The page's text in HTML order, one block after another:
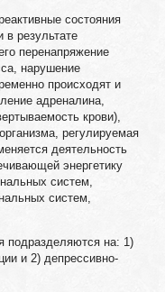
состояния
результате
перенапряжение
нарушение
происходят и
адреналина,
крови),
регулируемая
деятельность
энергетику
систем,
систем,
подразделяются на: 1)
и 2) депрессивно-